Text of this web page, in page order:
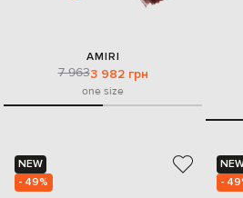
AMIRI
7 9633 982 грн
one size
NEW
- 49%
-